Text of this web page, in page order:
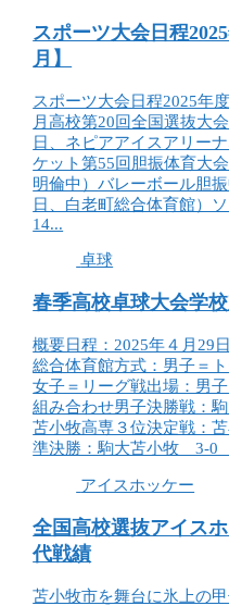
スポーツ大会日程
月】
スポーツ大会日程2025年
月高校第20回全国選抜大
日、ネピアアイスアリー
ケット第55回胆振体育大
明倫中）バレーボール胆
日、白老町総合体育館）
14...
卓球
春季高校卓球大会学
概要日程：2025年４月29
総合体育館方式：男子＝ト
女子＝リーグ戦出場：男
組み合わせ男子決勝戦：
苫小牧高専３位決定戦：
準決勝：駒大苫小牧 3-0
アイスホッケー
全国高校選抜アイス
代戦績
苫小牧市を舞台に氷上の